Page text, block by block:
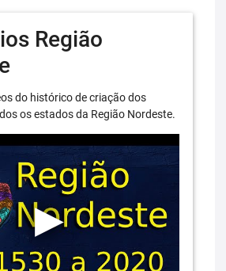
Região
do histórico de criação dos
os estados da Região Nordeste.